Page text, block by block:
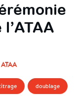
doublage